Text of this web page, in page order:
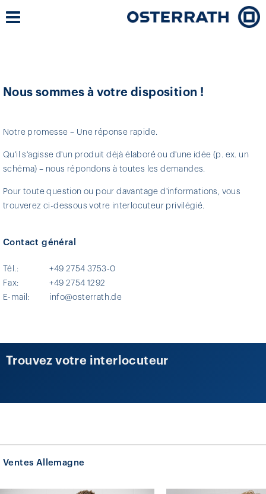
Nous sommes à votre disposition !
Notre promesse – Une réponse rapide.
Qu'il s'agisse d'un produit déjà élaboré ou d'une idée (p. ex. un
schéma) – nous répondons à toutes les demandes.
Pour toute question ou pour davantage d'informations, vous
trouverez ci-dessous votre interlocuteur privilégié.
Contact général
Tél.:
+49 2754 3753-0
Fax:
+49 2754 1292
E-mail:
info@osterrath.de
Trouvez votre interlocuteur
Ventes Allemagne